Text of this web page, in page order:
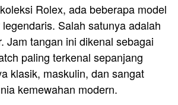
Rolex, ada beberapa model
Salah satunya adalah
Jam tangan ini dikenal sebagai
paling terkenal sepanjang
klasik, maskulin, dan sangat
kemewahan modern.